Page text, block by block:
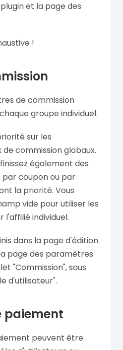
et la page des
!
de commission
groupe individuel.
sur les
commission globaux.
également des
par coupon ou par
la priorité. Vous
vide pour utiliser les
l'affilié individuel.
dans la page d'édition
page des paramètres
"Commission", sous
d'utilisateur".
paiement
peuvent être